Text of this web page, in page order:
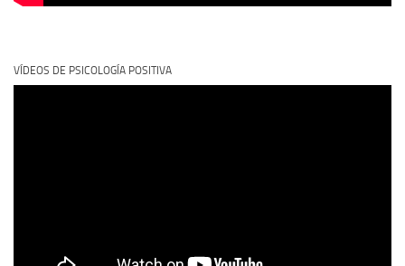
VÍDEOS DE PSICOLOGÍA POSITIVA